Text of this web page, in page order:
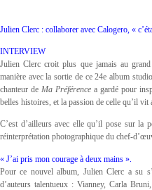
Julien Clerc : collaborer avec Calogero, «
INTERVIEW
Julien Clerc croit plus que jamais au
manière avec la sortie de ce 24e album
chanteur deMa Préférence a gardé pour
belles histoires, et la passion de celle qu’il vit
C’est d’ailleurs avec elle qu’il pose sur la
réinterprétation photographique du chef-
« J’ai pris mon courage à deux mains ».
Pour ce nouvel album, Julien Clerc a su
d’auteurs talentueux : Vianney, Carla